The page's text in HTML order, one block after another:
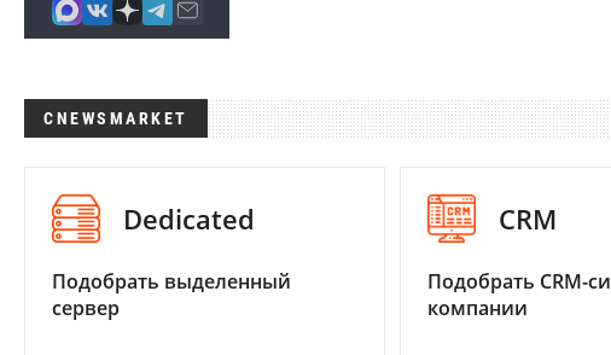
CNEWSMARKET
Dedicated
Подобрать выделенный
сервер
CRM
Подобрать CRM-
компании